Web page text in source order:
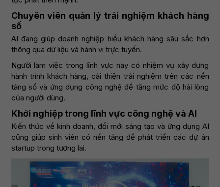
Chuyên viên quản lý trải nghiệm khách hàng
số
AI đang giúp doanh nghiệp hiểu khách hàng sâu sắc hơn
thông qua dữ liệu và hành vi trực tuyến.
Người làm việc trong lĩnh vực này có nhiệm vụ xây dựng
hành trình khách hàng, cải thiện trải nghiệm trên các nền
tảng số và ứng dụng công nghệ để tăng mức độ hài lòng
của người dùng.
Khởi nghiệp trong lĩnh vực công nghệ và AI
Kiến thức về kinh doanh, đổi mới sáng tạo và ứng dụng AI
cũng giúp sinh viên có nền tảng để phát triển các dự án
startup trong tương lai.